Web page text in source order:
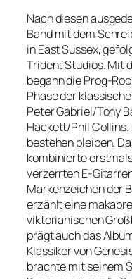
Nach diesen
Band mit dem
in East Sussex,
Trident Studios. Mit
begann die Prog-
Phase der
Peter Gabriel/Tony
Hackett/Phil Collins.
bestehen bleiben.
kombinierte
verzerrten E-
Markenzeichen der
erzählt eine
viktorianischen
prägt auch das
Klassiker von
brachte mit seinem